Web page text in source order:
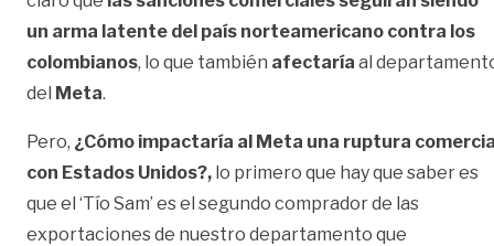
un arma latente del país norteamericano contra los
colombianos, lo que también afectaría al
del Meta.
Pero, ¿Cómo impactaría al Meta una ruptura
con Estados Unidos?, lo primero que hay que saber es
que el ‘Tío Sam’ es el segundo comprador de las
exportaciones de nuestro departamento que